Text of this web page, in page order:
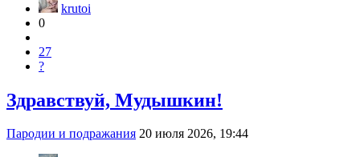
krutoi
0
27
?
Здравствуй, Мудышкин!
Пародии и подражания 20 июля 2026, 19:44